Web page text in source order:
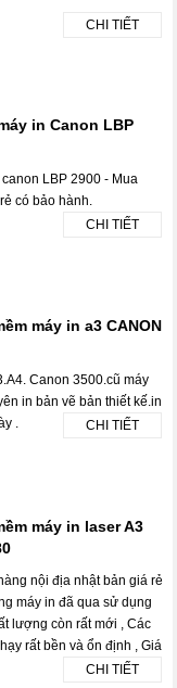
CHI TIẾT
in Canon LBP
LBP 2900 - Mua
có bảo hành.
CHI TIẾT
máy in a3 CANON
Canon 3500.cũ máy
in bản vẽ bản thiết kế.in
.
CHI TIẾT
máy in laser A3
nội địa nhật bản giá rẻ
máy in đã qua sử dụng
lượng còn rất mới , Các
rất bền và ổn định , Giá
CHI TIẾT